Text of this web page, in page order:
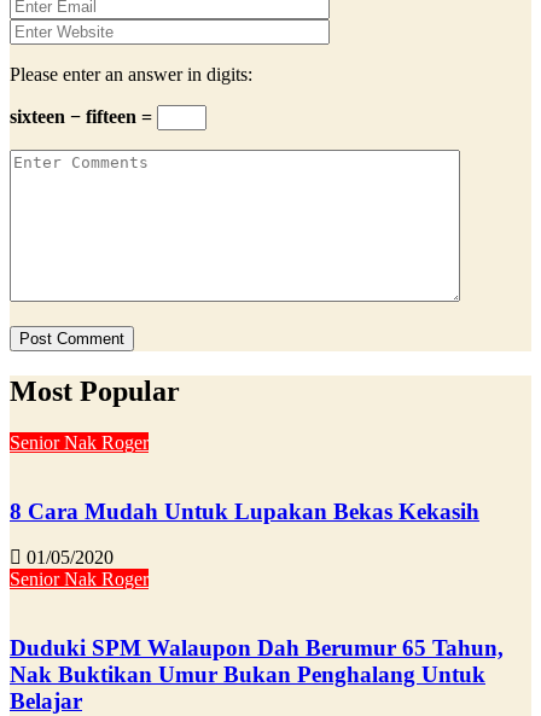
Please enter an answer in digits:
sixteen − fifteen =
Most Popular
Senior Nak Roger
8 Cara Mudah Untuk Lupakan Bekas Kekasih
01/05/2020
Senior Nak Roger
Duduki SPM Walaupon Dah Berumur 65 Tahun,
Nak Buktikan Umur Bukan Penghalang Untuk
Belajar